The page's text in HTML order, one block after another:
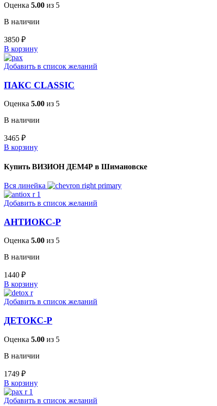
Оценка 5.00 из 5
В наличии
3850 ₽
В корзину
Добавить в список желаний
ПАКС CLASSIC
Оценка 5.00 из 5
В наличии
3465 ₽
В корзину
Купить ВИЗИОН ДЕМ4Р в Шимановске
Вся линейка
Добавить в список желаний
АНТИОКС-Р
Оценка 5.00 из 5
В наличии
1440 ₽
В корзину
Добавить в список желаний
ДЕТОКС-Р
Оценка 5.00 из 5
В наличии
1749 ₽
В корзину
Добавить в список желаний